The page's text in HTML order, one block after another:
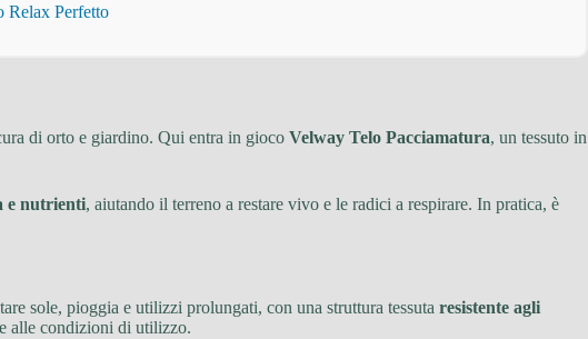
Relax Perfetto
di orto e giardino. Qui entra in gioco Velway Telo Pacciamatura, un tessuto in
e nutrienti, aiutando il terreno a restare vivo e le radici a respirare. In pratica, è
sole, pioggia e utilizzi prolungati, con una struttura tessuta resistente agli
alle condizioni di utilizzo.